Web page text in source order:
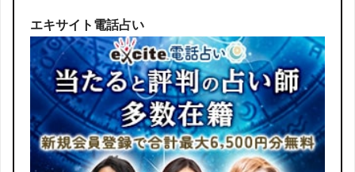
エキサイト電話占い